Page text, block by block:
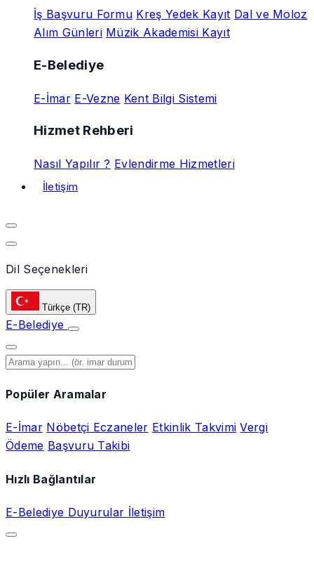
İş Başvuru Formu Kreş Yedek Kayıt Dal ve Moloz
Alım Günleri Müzik Akademisi Kayıt
E-Belediye
E-İmar E-Vezne Kent Bilgi Sistemi
Hizmet Rehberi
Nasıl Yapılır ? Evlendirme Hizmetleri
İletişim
Dil Seçenekleri
Türkçe (TR)
E-Belediye
Popüler Aramalar
E-İmar Nöbetçi Eczaneler Etkinlik Takvimi Vergi
Ödeme Başvuru Takibi
Hızlı Bağlantılar
E-Belediye Duyurular İletişim